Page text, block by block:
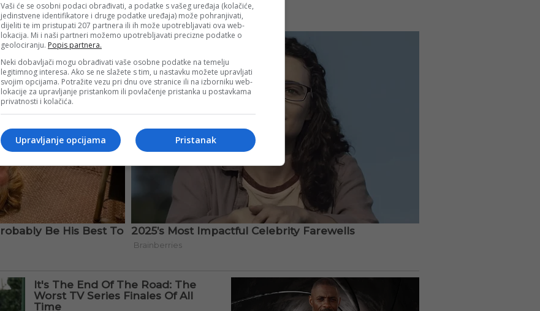
Vaši će se osobni podaci obrađivati, a podatke s vašeg uređaja (kolačiće,
jedinstvene identifikatore i druge podatke uređaja) može pohranjivati,
dijeliti te im pristupati 207 partnera ili ih može upotrebljavati ova web-
lokacija. Mi i naši partneri možemo upotrebljavati precizne podatke o
geolociranju. Popis partnera.
Neki dobavljači mogu obrađivati vaše osobne podatke na temelju
legitimnog interesa. Ako se ne slažete s tim, u nastavku možete upravljati
svojim opcijama. Potražite vezu pri dnu ove stranice ili na izborniku web-
lokacije za upravljanje pristankom ili povlačenje pristanka u postavkama
privatnosti i kolačića.
Pristanak
Upravljanje opcijama